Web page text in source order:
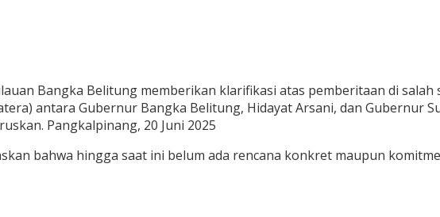
Bangka Belitung memberikan klarifikasi atas pemberitaan di
antara Gubernur Bangka Belitung, Hidayat Arsani, dan Gubernur
Pangkalpinang, 20 Juni 2025
bahwa hingga saat ini belum ada rencana konkret maupun